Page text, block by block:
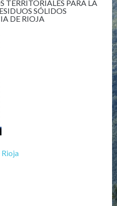
PARA LA
SÓLIDOS
DE RIOJA